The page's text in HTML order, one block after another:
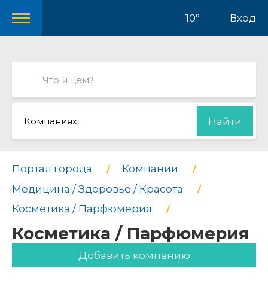
10° Вход
Компаниях Найти
Портал города
Компании
Медицина / Здоровье / Красота
Косметика / Парфюмерия
Косметика / Парфюмерия
Добавить компанию